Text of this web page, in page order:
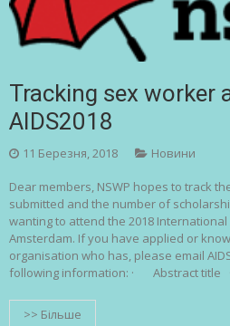
Tracking sex worker
AIDS2018
11 Березня, 2018 Новини
Dear members, NSWP hopes to track
submitted and the number of
wanting to attend the 2018 International
Amsterdam. If you have applied or
organisation who has, please email
following information: · Abstract
>> Більше